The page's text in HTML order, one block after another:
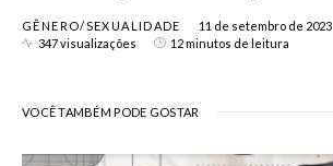
GÊNERO/SEXUALIDADE
11 de setembro de 2023
347 visualizações
12 minutos de leitura
VOCÊ TAMBÉM PODE GOSTAR